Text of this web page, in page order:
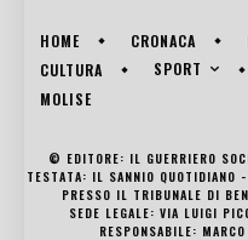
HOME CRONACA
CULTURA
SPORT
MOLISE
© EDITORE: IL GUERRIERO
TESTATA: IL SANNIO
PRESSO IL TRIBUNALE DI
SEDE LEGALE: VIA LUIGI
RESPONSABILE: